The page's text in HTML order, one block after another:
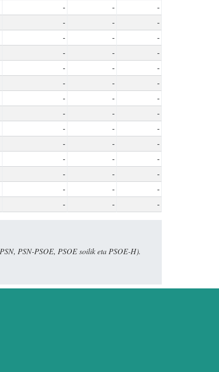
- -
-
- -
-
- -
-
- -
-
- -
-
- -
-
- -
-
- -
-
- -
-
- -
-
- -
-
- -
-
- -
-
- - -
PSN-PSOE, PSOE soilik eta PSOE-H).